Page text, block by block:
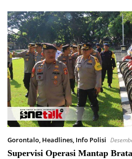
Gorontalo, Headlines, Info Polisi
Supervisi Operasi Mantap